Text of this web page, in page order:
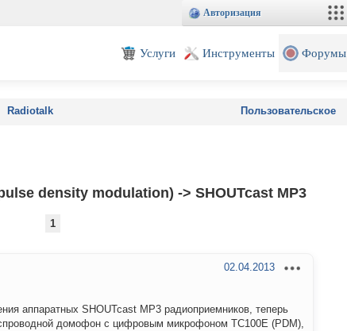
Авторизация
Услуги Инструменты Форумы
Radiotalk Пользовательское
density modulation) -> SHOUTcast MP3
1
02.04.2013
аппаратных SHOUTcast MP3 радиоприемников, теперь
домофон с цифровым микрофоном TC100E (PDM),